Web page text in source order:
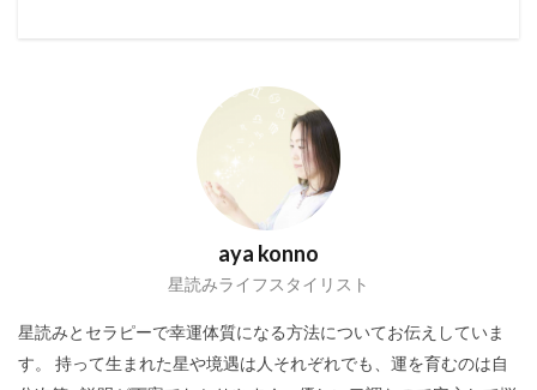
aya konno
星読みライフスタイリスト
星読みとセラピーで幸運体質になる方法についてお伝えしていま
す。 持って生まれた星や境遇は人それぞれでも、運を育むのは自